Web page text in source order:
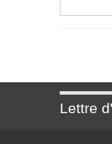
Lettre